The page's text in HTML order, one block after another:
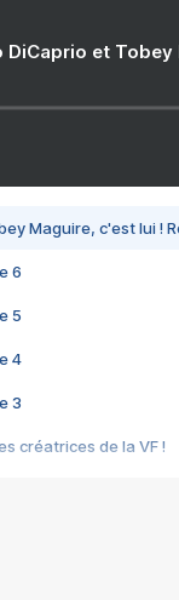
DiCaprio et
Maguire, c'est lui !
6
5
4
3
créatrices de la VF !